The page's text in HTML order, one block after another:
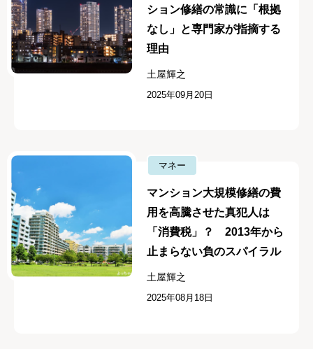
ション修繕の常識に「根拠
なし」と専門家が指摘する
理由
土屋輝之
2025年09月20日
マネー
マンション大規模修繕の費
用を高騰させた真犯人は
「消費税」？ 2013年から
止まらない負のスパイラル
土屋輝之
2025年08月18日